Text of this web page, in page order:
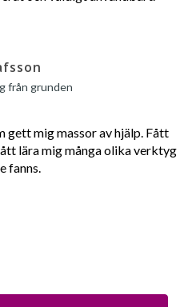
från grunden
gett mig massor av hjälp. Fått
lära mig många olika verktyg
fanns.